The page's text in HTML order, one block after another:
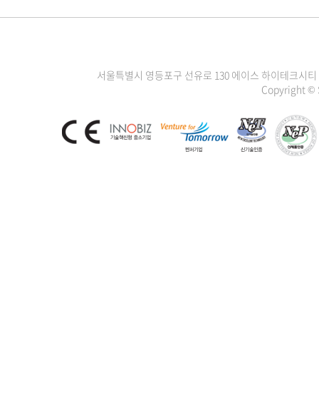
서울특별시 영등포구 선유로 130 에이스 하이테크시
Copyright ©